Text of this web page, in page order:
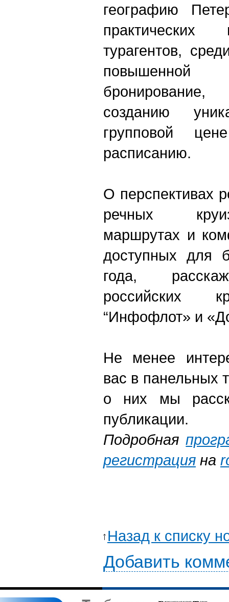
географию
практических
турагентов,
повышенной
созданию
групповой
расписанию.
О перспективах
речных
маршрутах и
доступных для
года,
российских
“Инфофлот» и
Не менее
вас в панельных
о них мы
публикации.
Подробная
регистрация на
Назад к списку
Добавить